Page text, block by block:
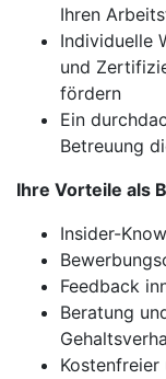
Ihren
Individuelle
und
fördern
Ein
Betreuung
Ihre Vorteile als
Insider-
Feedback
Beratung